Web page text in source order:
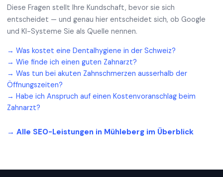
Diese Fragen stellt Ihre Kundschaft, bevor sie sich
entscheidet — und genau hier entscheidet sich, ob Google
und KI-Systeme Sie als Quelle nennen.
→ Was kostet eine Dentalhygiene in der Schweiz?
→ Wie finde ich einen guten Zahnarzt?
→ Was tun bei akuten Zahnschmerzen ausserhalb der
Öffnungszeiten?
→ Habe ich Anspruch auf einen Kostenvoranschlag beim
Zahnarzt?
→ Alle SEO-Leistungen in Mühleberg im Überblick